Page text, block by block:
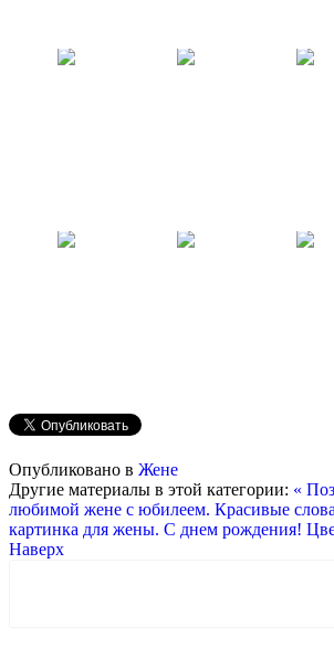
Опубликовано в Жене
Другие материалы в этой категории: «
любимой жене с юбилеем. Красивые
картинка для жены. С днем рождения!
Наверх